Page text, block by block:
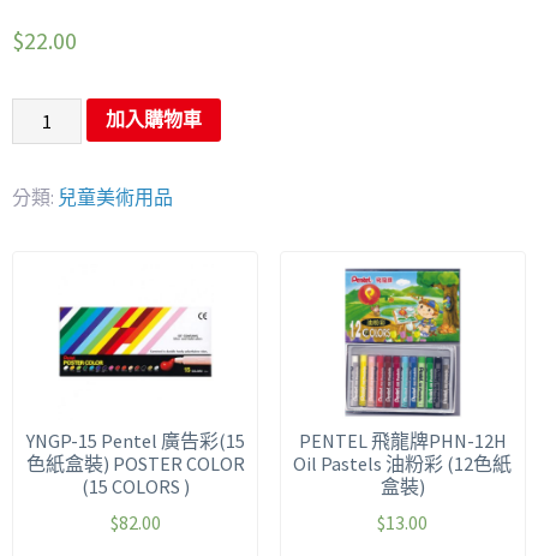
$22.00
加入購物車
分類: 兒童美術用品
YNGP-15 Pentel 廣告彩(15
色紙盒裝) POSTER COLOR
(15 COLORS )
$82.00
PENTEL 飛龍牌PHN-12H
Oil Pastels 油粉彩 (12色紙
盒裝)
$13.00